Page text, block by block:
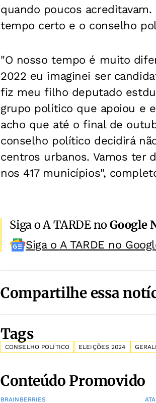
quando poucos
tempo certo e o conselho
"O nosso tempo é muito
2022 eu imaginei ser
fiz meu filho deputado
grupo político que apoiou e
acho que até o final de
conselho político decidirá
centros urbanos. Vamos ter
nos 417 municípios",
Siga o A TARDE noGoogle
Siga o A TARDE no
Compartilhe essa
Tags
CONSELHO POLÍTICO ELEIÇÕES 2024